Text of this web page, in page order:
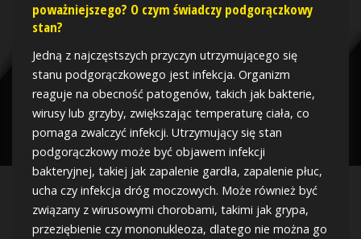
poważniejszego? O czym świadczy podgorączkowy
stan?
Jedną z najczęstszych przyczyn utrzymującego się
stanu podgorączkowego jest infekcja. Organizm
reaguje na obecność patogenów, takich jak bakterie,
wirusy lub grzyby, zwiększając temperaturę ciała, co
pomaga zwalczyć infekcji. Utrzymujący się stan
podgorączkowy może być objawem infekcji
bakteryjnej, takiej jak zapalenie gardła, zapalenie płuc,
ucha czy infekcja dróg moczowych. Może również być
związany z wirusowymi chorobami, takimi jak grypa,
przeziębienie czy mononukleoza, dlatego nie można go